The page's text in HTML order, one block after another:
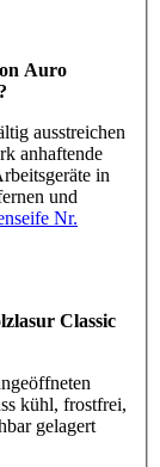
Auro
ausstreichen
anhaftende
in
und
Nr.
Classic
kühl, frostfrei,
gelagert